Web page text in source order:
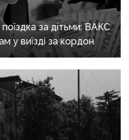
за дітьми: ВАКС
у виїзді за кордон